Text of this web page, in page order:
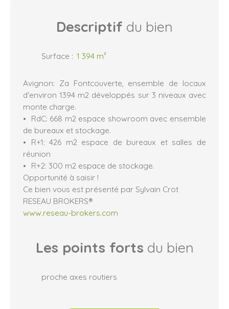
Descriptif du bien
Surface : 1 394 m²
Avignon: Za Fontcouverte, ensemble de locaux
d'environ 1394 m2 développés sur 3 niveaux avec
monte charge.
RdC: 668 m2 espace showroom avec ensemble
de bureaux et stockage.
R+1: 426 m2 espace de bureaux et salles de
réunion
R+2: 300 m2 espace de stockage.
Opportunité à saisir !
Ce bien vous est présenté par Sylvain Crot
RESEAU BROKERS®
www.reseau-brokers.com
Les points forts du bien
proche axes routiers